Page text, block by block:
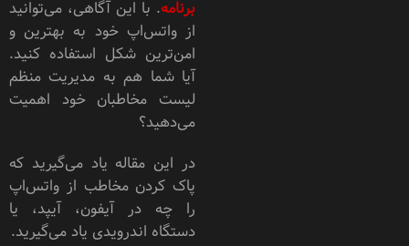
برنامه. با این آگاهی، می‌توانید
از واتس‌اپ خود به بهترین و
امن‌ترین شکل استفاده کنید.
آیا شما هم به مدیریت منظم
لیست مخاطبان خود اهمیت
می‌دهید؟
در این مقاله یاد می‌گیرید که
پاک کردن مخاطب از واتس‌اپ
را چه در آیفون، آیپد، یا
دستگاه اندرویدی یاد می‌گیرید.